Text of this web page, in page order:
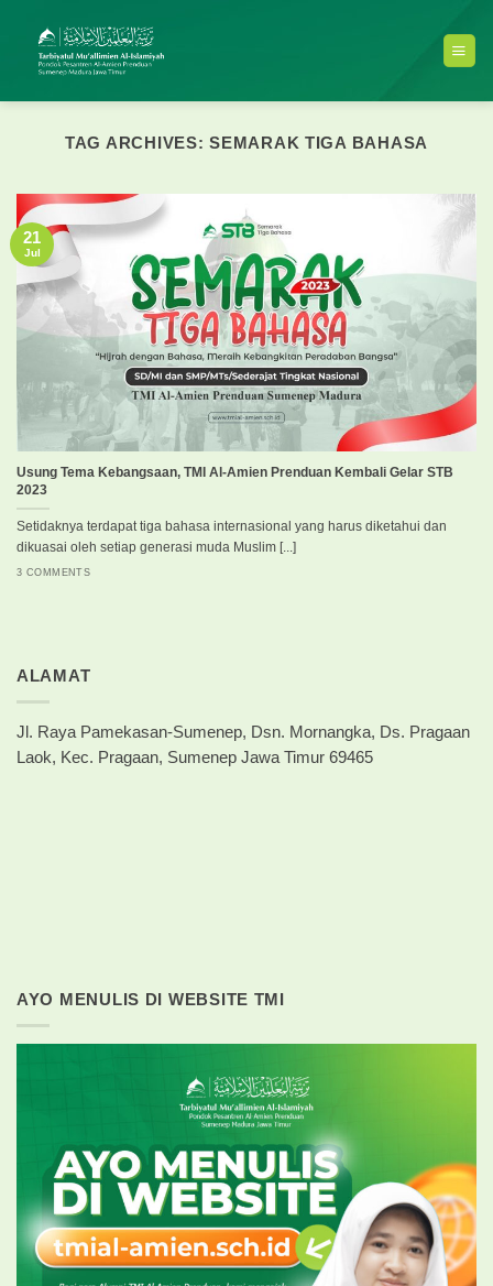
content
TAG ARCHIVES:SEMARAK TIGA BAHASA
Usung Tema Kebangsaan, TMI Al-Amien Prenduan Kembali Gelar STB
2023
Setidaknya terdapat tiga bahasa internasional yang harus diketahui dan
dikuasai oleh setiap generasi muda Muslim [...]
3 COMMENTS
21
Jul
ALAMAT
Jl. Raya Pamekasan-Sumenep, Dsn. Mornangka, Ds. Pragaan
Laok, Kec. Pragaan, Sumenep Jawa Timur 69465
AYO MENULIS DI WEBSITE TMI